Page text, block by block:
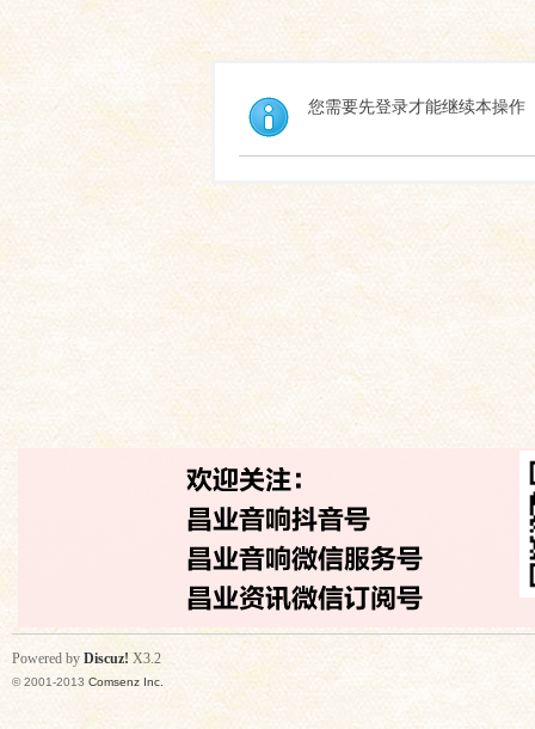
您需要先登录才能继续本操作
Powered by Discuz! X3.2
© 2001-2013 Comsenz Inc.